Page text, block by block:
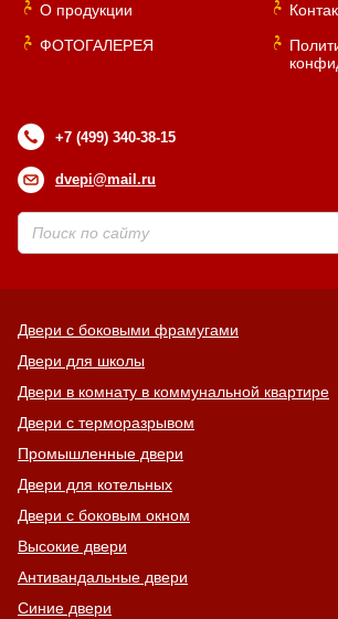
О продукции
ФОТОГАЛЕРЕЯ
+7 (499) 340-38-15
dvepi@mail.ru
Двери с боковыми фрамугами
Двери для школы
Двери в комнату в коммунальной квартире
Двери с терморазрывом
Промышленные двери
Двери для котельных
Двери с боковым окном
Высокие двери
Антивандальные двери
Синие двери